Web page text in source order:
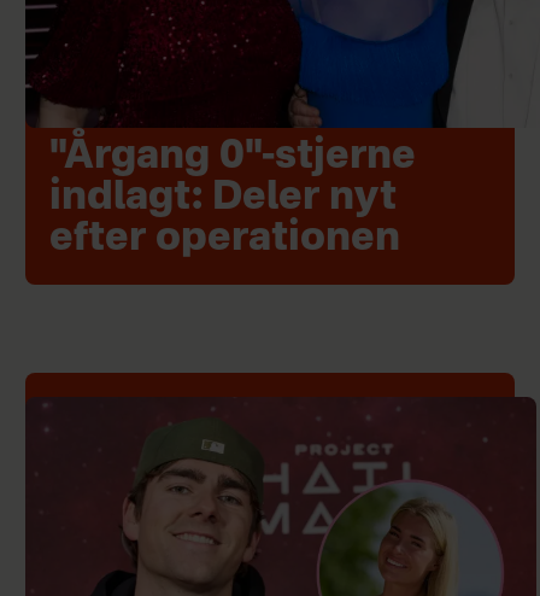
"Årgang 0"-stjerne
indlagt: Deler nyt
efter operationen